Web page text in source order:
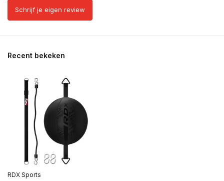
Schrijf je eigen review
Recent bekeken
RDX Sports